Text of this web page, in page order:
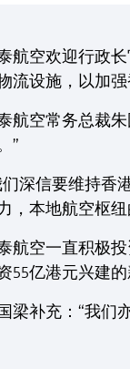
航空欢迎行政
流设施，以加
航空常务总裁
”
们深信要维持香
，本地航空枢
航空一直积极
55亿港元兴建
梁补充：“我们